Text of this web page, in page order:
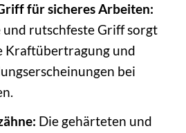
für sicheres Arbeiten:
rutschfeste Griff sorgt
Kraftübertragung und
bei
Die gehärteten und